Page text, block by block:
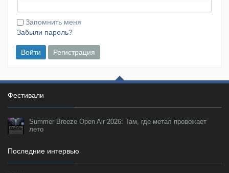
Запомнить меня
Забыли пароль?
Войти Регистрация
Фестивали
Summer Breeze Open Air 2026: Там, где метал провожает
лето
Последние интервью